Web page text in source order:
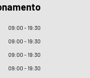
09:00 - 19:30
09:00 - 19:30
09:00 - 19:30
09:00 - 19:30